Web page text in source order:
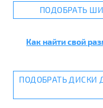
ПОДОБРАТЬ
Как найти свой
ПОДОБРАТЬ ДИСКИ